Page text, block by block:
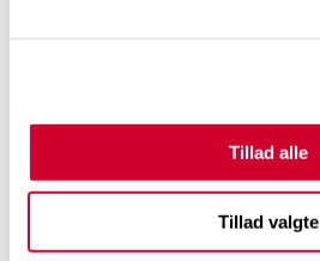
Tillad alle
Tillad valgte
Kapitel 9: Husk at Huske